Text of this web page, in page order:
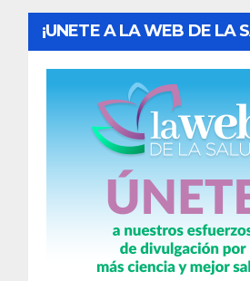
¡UNETE A LA WEB DE LA